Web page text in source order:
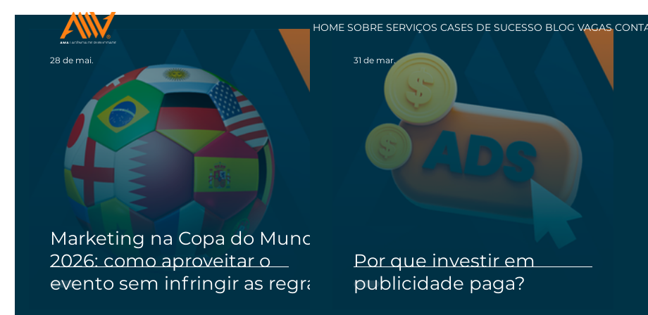
HOME SOBRE SERVIÇOS CASES DE SUCESSO BLOG VAGAS
Marketing na Copa do Mundo
2026: como aproveitar o
evento sem infringir as regras
28 de mai.
Por que investir em
publicidade paga?
31 de mar.